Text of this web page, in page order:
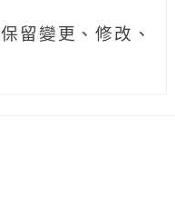
留變更、修改、